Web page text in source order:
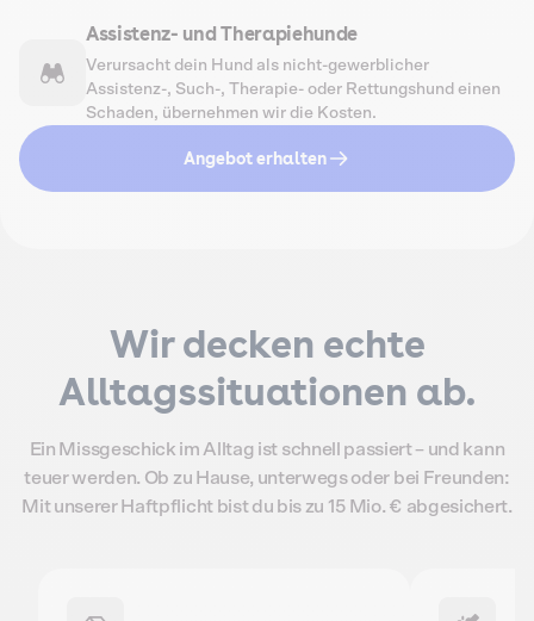
Assistenz- und Therapiehunde
Verursacht dein Hund als nicht-gewerblicher
Assistenz-, Such-, Therapie- oder Rettungshund einen
Schaden, übernehmen wir die Kosten.
Angebot erhalten
Wir decken echte
Alltagssituationen ab.
Ein Missgeschick im Alltag ist schnell passiert – und kann
teuer werden. Ob zu Hause, unterwegs oder bei Freunden:
Mit unserer Haftpflicht bist du bis zu 15 Mio. € abgesichert.